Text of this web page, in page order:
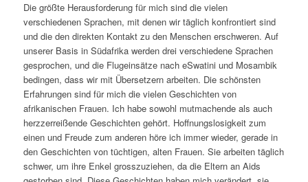
Die größte Herausforderung für mich sind die vielen
verschiedenen Sprachen, mit denen wir täglich konfrontiert sind
und die den direkten Kontakt zu den Menschen erschweren. Auf
unserer Basis in Südafrika werden drei verschiedene Sprachen
gesprochen, und die Flugeinsätze nach eSwatini und Mosambik
bedingen, dass wir mit Übersetzern arbeiten. Die schönsten
Erfahrungen sind für mich die vielen Geschichten von
afrikanischen Frauen. Ich habe sowohl mutmachende als auch
herzzerreißende Geschichten gehört. Hoffnungslosigkeit zum
einen und Freude zum anderen höre ich immer wieder, gerade in
den Geschichten von tüchtigen, alten Frauen. Sie arbeiten täglich
schwer, um ihre Enkel grosszuziehen, da die Eltern an Aids